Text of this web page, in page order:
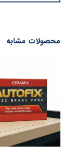
محصولات مشابه